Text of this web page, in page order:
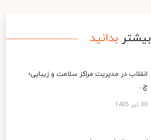
بیشتر بدانید
انقلاب در مدیریت مراکز سلامت و زیبایی؛
چ...
30 تیر 1405